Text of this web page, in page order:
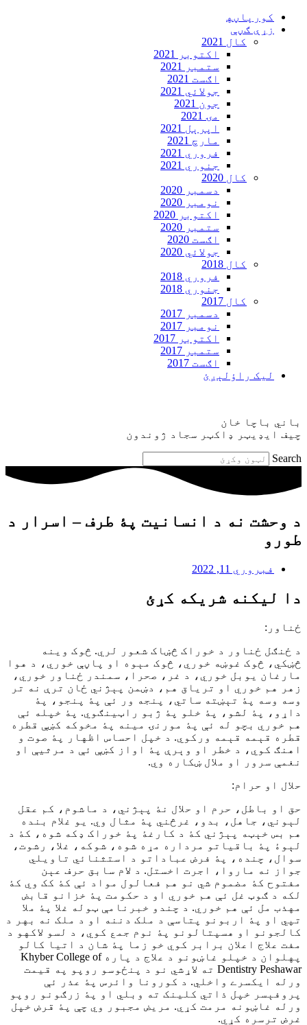
Skip
کورپاڼه‍
زړې ګڼې
کال 2021
اکتوبر 2021
ستمبر 2021
اګست 2021
جولائي 2021
جون 2021
مۍ 2021
اپرېل 2021
مارچ 2021
فروري 2021
جنوري 2021
کال 2020
دسمبر 2020
نومبر 2020
اکتوبر 2020
ستمبر 2020
اګست 2020
جولائي 2020
کال 2018
فروري 2018
جنوري 2018
کال 2017
دسمبر 2017
نومبر 2017
اکتوبر 2017
ستمبر 2017
اګست 2017
ليک راؤلېږئ
باني باچا خان
چيف ايډيټر ډاکټر سجاد ژوندون
Search
د وحشت نه د انسانيت پۀ طرف – اسرار د
طورو
فبروري 11, 2022
دا ليکنه شريکه کړئ
ځناور:
د ځنګل ځناور د خوراک څښاک شعور لري. څوک وينه
څښکي، څوک غوښه خوري، څوک مېوه او پاڼې خوري، د هوا
مارغان يوبل خوري، د غر، صحرا، سمندر ځناور خوري،
زهر هم خوري او ترياق هم، دښمن پېژني ځان ترې نه تر
وسه وسه پۀ تېښته ساتي، پنجه ور ئې پۀ پنجو، پۀ
داړو، پۀ لشو، پۀ خلو پۀ ژبو راټينګوي. پۀ خپله ئې
هم خوري بچو له ئې پۀ مورنۍ مينه پۀ مخوکه کښې قطره
قطره قېمه قېمه ورکوي. د خپل احساس اظهار پۀ صوت و
اهنګ کوي، د خطر او وېرې پۀ اواز کښې ئې د مرثيې او
نغمې سرور او ملال ښکاره وي.
حلال او حرام:
حق او باطل، حرم او حلال نۀ پېژني، د ماشوم، کم عقل
لېوني، جاهل، بدو، غرڅني پۀ مثال وي. يو غلام بنده
هم بس خېټه پېژني کۀ د کارغۀ پۀ خوراک ډکه شوه، کۀ د
لېوۀ پۀ باقياتو مرداره مړه شوه، شوکه، غلا، رشوت،
سوال، چنده، پۀ فرض عباداتو د استثنائي تاويلي
جواز نه ماروا، اجرت اخستل. د لام سابق حرف عېن
مفتوح کۀ مضموم شي نو هم فعالول مواد ئې کۀ کک وي کۀ
لکه د ګوټ غل ئې هم خوري او د حکومت پۀ خزانو قابض
مهذب مل ئې هم خوري. د چندو خبرنامې ټوله غلا پۀ ملا
تپي او پۀ اربونو پتاسې د ملک دننه او د ملک نه بهر د
کالجونو او هسپتالونو پۀ نوم جمع کوي، د لسو لاکهو د
مفت علاج اعلان برابر کوي خو زما پۀ شان د اتيا کالو
پهلوان د خپلو غاښونو د علاج د پاره Khyber College of
Dentistry Peshawar ته لاړشي نو د پنځوسو روپو په قيمت
ورله ايکسرے واخلي. د کورونا وائرس پۀ عذر ئې
پروفېسر خپل ذاتي کلينک ته وبلي او پۀ زرګونو روپو
ورله غاښونه مرمت کړي. مريض مجبور وي چې پۀ قرض خپل
غرض ترسره کړي.